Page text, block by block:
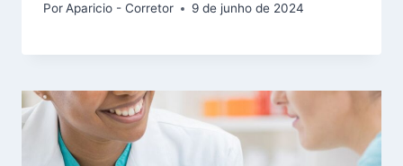
PorAparicio - Corretor 9 de junho de 2024